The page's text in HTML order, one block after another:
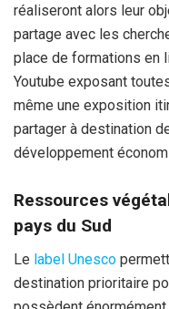
réaliseront alors leur
partage avec les
place de formations en
Youtube exposant
même une exposition
partager à destination
développement
Ressources
pays du Sud
Le label Unesco
destination prioritaire